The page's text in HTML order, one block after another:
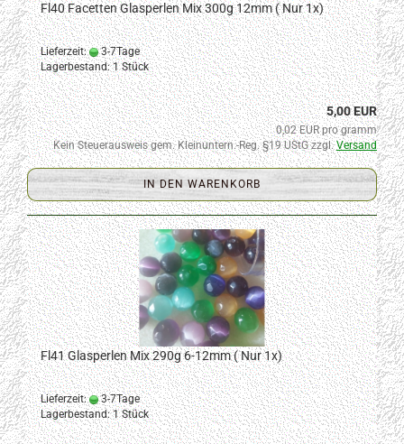
Fl40 Facetten Glasperlen Mix 300g 12mm ( Nur 1x)
Lieferzeit:
3-7Tage
Lagerbestand: 1 Stück
5,00 EUR
0,02 EUR pro gramm
Kein Steuerausweis gem. Kleinuntern.-Reg. §19 UStG zzgl.Versand
IN DEN WARENKORB
Fl41 Glasperlen Mix 290g 6-12mm ( Nur 1x)
Lieferzeit:
3-7Tage
Lagerbestand: 1 Stück